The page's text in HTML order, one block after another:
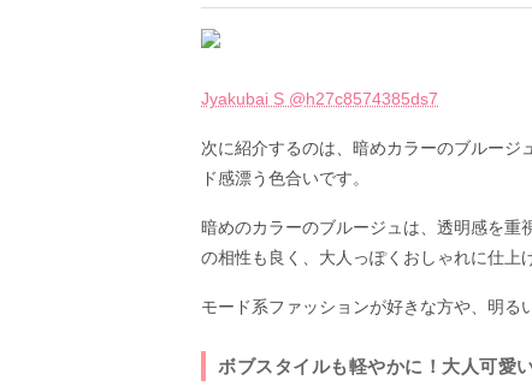
Jyakubai S @h27c8574385ds7
次に紹介するのは、暗めカラーのブルー
ド感漂う色合いです。
暗めのカラーのブルージュは、透明感を重
の相性も良く、大人っぽくおしゃれに仕上
モード系ファッションが好きな方や、明る
ボブスタイルも軽やかに！大人可愛